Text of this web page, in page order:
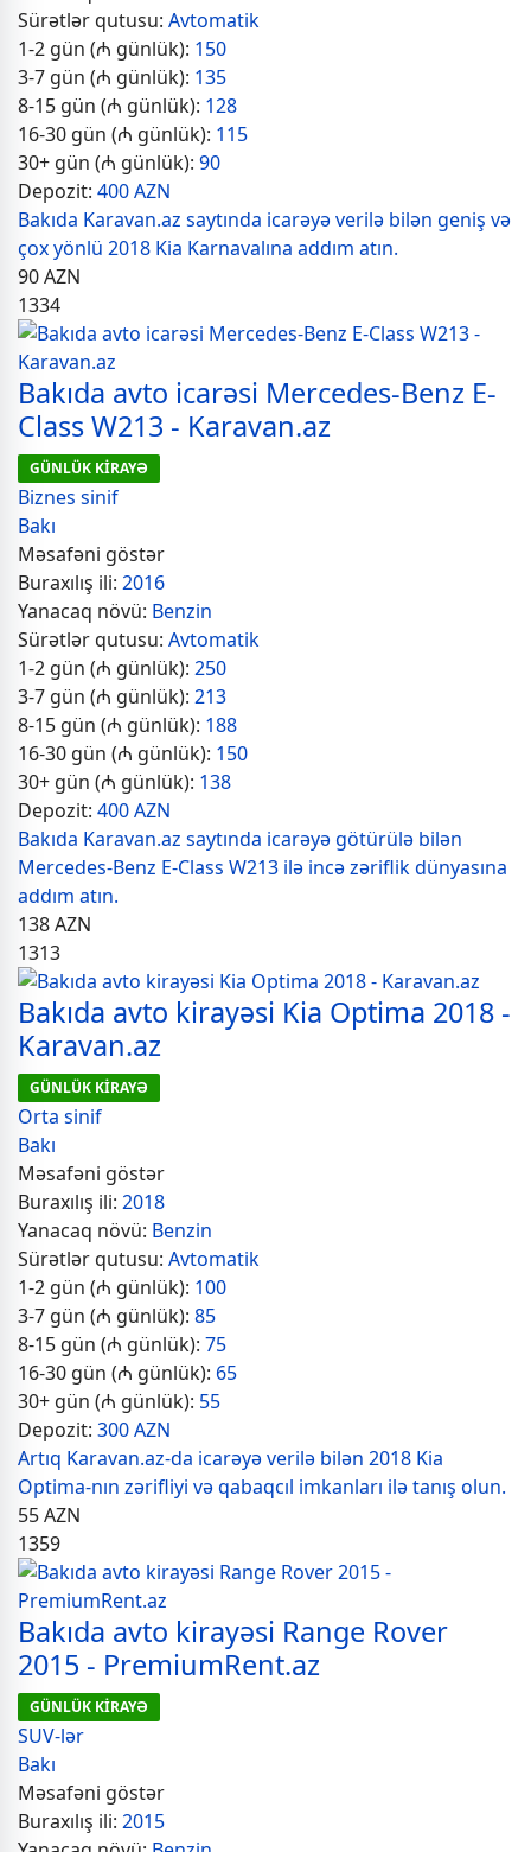
Sürətlər qutusu: Avtomatik
1-2 gün (₼ günlük): 150
3-7 gün (₼ günlük): 135
8-15 gün (₼ günlük): 128
16-30 gün (₼ günlük): 115
30+ gün (₼ günlük): 90
Depozit: 400 AZN
Bakıda Karavan.az saytında icarəyə verilə bilən geniş və
çox yönlü 2018 Kia Karnavalına addım atın.
90AZN
1334
Bakıda avto icarəsi Mercedes-Benz E-
Class W213 - Karavan.az
GÜNLÜK KİRAYƏ
Biznes sinif
Bakı
Məsafəni göstər
Buraxılış ili: 2016
Yanacaq növü: Benzin
Sürətlər qutusu: Avtomatik
1-2 gün (₼ günlük): 250
3-7 gün (₼ günlük): 213
8-15 gün (₼ günlük): 188
16-30 gün (₼ günlük): 150
30+ gün (₼ günlük): 138
Depozit: 400 AZN
Bakıda Karavan.az saytında icarəyə götürülə bilən
Mercedes-Benz E-Class W213 ilə incə zəriflik dünyasına
addım atın.
138AZN
1313
Bakıda avto kirayəsi Kia Optima 2018 -
Karavan.az
GÜNLÜK KİRAYƏ
Orta sinif
Bakı
Məsafəni göstər
Buraxılış ili: 2018
Yanacaq növü: Benzin
Sürətlər qutusu: Avtomatik
1-2 gün (₼ günlük): 100
3-7 gün (₼ günlük): 85
8-15 gün (₼ günlük): 75
16-30 gün (₼ günlük): 65
30+ gün (₼ günlük): 55
Depozit: 300 AZN
Artıq Karavan.az-da icarəyə verilə bilən 2018 Kia
Optima-nın zərifliyi və qabaqcıl imkanları ilə tanış olun.
55AZN
1359
Bakıda avto kirayəsi Range Rover
2015 - PremiumRent.az
GÜNLÜK KİRAYƏ
SUV-lər
Bakı
Məsafəni göstər
Buraxılış ili: 2015